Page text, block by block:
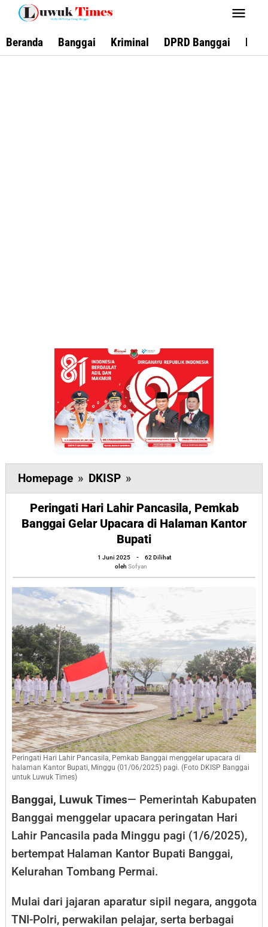
Lewati
konten
Beranda Banggai Kriminal DPRD Banggai
Homepage » DKISP »
Hari
Lahir
Pancasila,
Pemkab
Banggai
Gelar
Upacara
Kantor
Bupati
Peringati Hari Lahir Pancasila, Pemkab
Banggai Gelar Upacara di Halaman Kantor
Bupati
1 Juni 2025
oleh
Sofyan
-
62 Dilihat
oleh Sofyan
Peringati Hari Lahir Pancasila, Pemkab Banggai menggelar upacara di
halaman Kantor Bupati, Minggu (01/06/2025) pagi. (Foto DKISP Banggai
untuk Luwuk Times)
Banggai, Luwuk Times— Pemerintah Kabupaten
Banggai menggelar upacara peringatan Hari
Lahir Pancasila pada Minggu pagi (1/6/2025),
bertempat Halaman Kantor Bupati Banggai,
Kelurahan Tombang Permai.
Mulai dari jajaran aparatur sipil negara, anggota
TNI-Polri, perwakilan pelajar, serta berbagai